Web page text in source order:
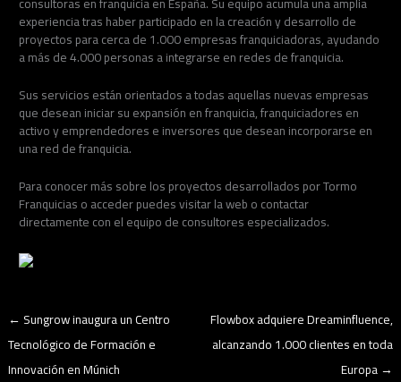
experiencia tras haber participado en la creación y desarrollo de
proyectos para cerca de 1.000 empresas franquiciadoras, ayudando
a más de 4.000 personas a integrarse en redes de franquicia.
Sus servicios están orientados a todas aquellas nuevas empresas
que desean iniciar su expansión en franquicia, franquiciadores en
activo y emprendedores e inversores que desean incorporarse en
una red de franquicia.
Para conocer más sobre los proyectos desarrollados por Tormo
Franquicias o acceder puedes visitar la web o contactar
directamente con el equipo de consultores especializados.
← Sungrow inaugura un Centro
Tecnológico de Formación e
Innovación en Múnich
Flowbox adquiere Dreaminfluence,
alcanzando 1.000 clientes en toda
Europa→